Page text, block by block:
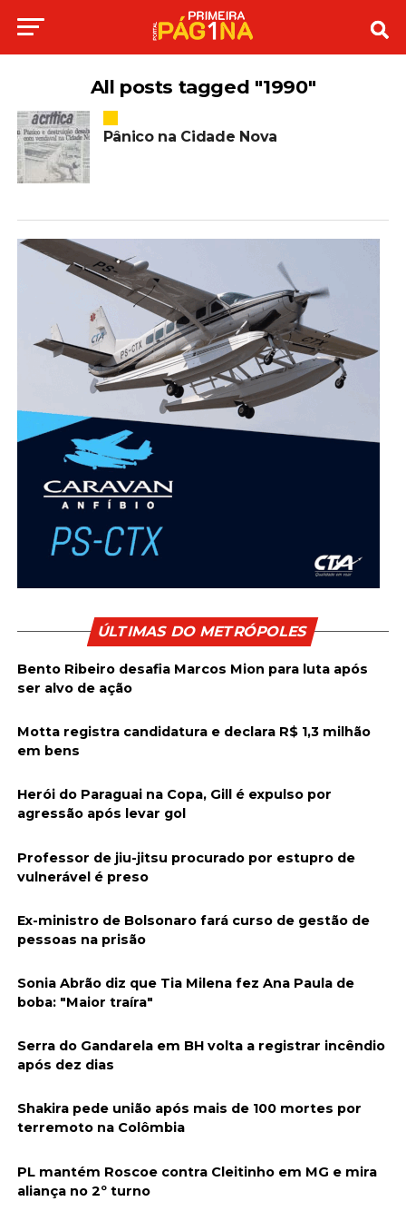
All posts tagged "1990"
Pânico na Cidade Nova
ÚLTIMAS DO METRÓPOLES
Bento Ribeiro desafia Marcos Mion para luta após
ser alvo de ação
Motta registra candidatura e declara R$ 1,3 milhão
em bens
Herói do Paraguai na Copa, Gill é expulso por
agressão após levar gol
Professor de jiu-jitsu procurado por estupro de
vulnerável é preso
Ex-ministro de Bolsonaro fará curso de gestão de
pessoas na prisão
Sonia Abrão diz que Tia Milena fez Ana Paula de
boba: "Maior traíra"
Serra do Gandarela em BH volta a registrar incêndio
após dez dias
Shakira pede união após mais de 100 mortes por
terremoto na Colômbia
PL mantém Roscoe contra Cleitinho em MG e mira
aliança no 2º turno